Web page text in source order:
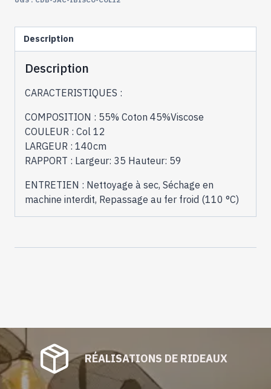
Ibisco
12
Description
Description
CARACTERISTIQUES :
COMPOSITION : 55% Coton 45%Viscose
COULEUR : Col 12
LARGEUR : 140cm
RAPPORT : Largeur: 35 Hauteur: 59
ENTRETIEN : Nettoyage à sec, Séchage en
machine interdit, Repassage au fer froid (110 °C)
RÉALISATIONS DE RIDEAUX